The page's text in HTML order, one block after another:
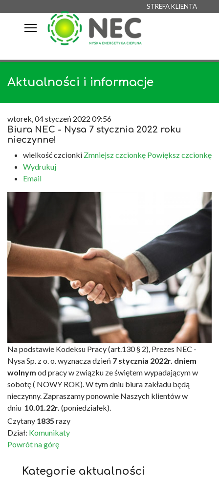
STREFA KLIENTA
Aktualności i informacje
wtorek, 04 styczeń 2022 09:56
Biura NEC - Nysa 7 stycznia 2022 roku
nieczynne!
wielkość czcionki Zmniejsz czcionkę Powiększ czcionkę
Wydrukuj
Email
Na podstawie Kodeksu Pracy (art.130 § 2), Prezes NEC -
Nysa Sp. z o. o. wyznacza dzień 7 stycznia 2022r. dniem
wolnym od pracy w związku ze świętem wypadającym w
sobotę ( NOWY ROK). W tym dniu biura zakładu będą
nieczynny. Zapraszamy ponownie Naszych klientów w
dniu 10.01.22r. (poniedziałek).
Czytany 1835 razy
Dział: Komunikaty
Powrót na górę
Kategorie aktualności